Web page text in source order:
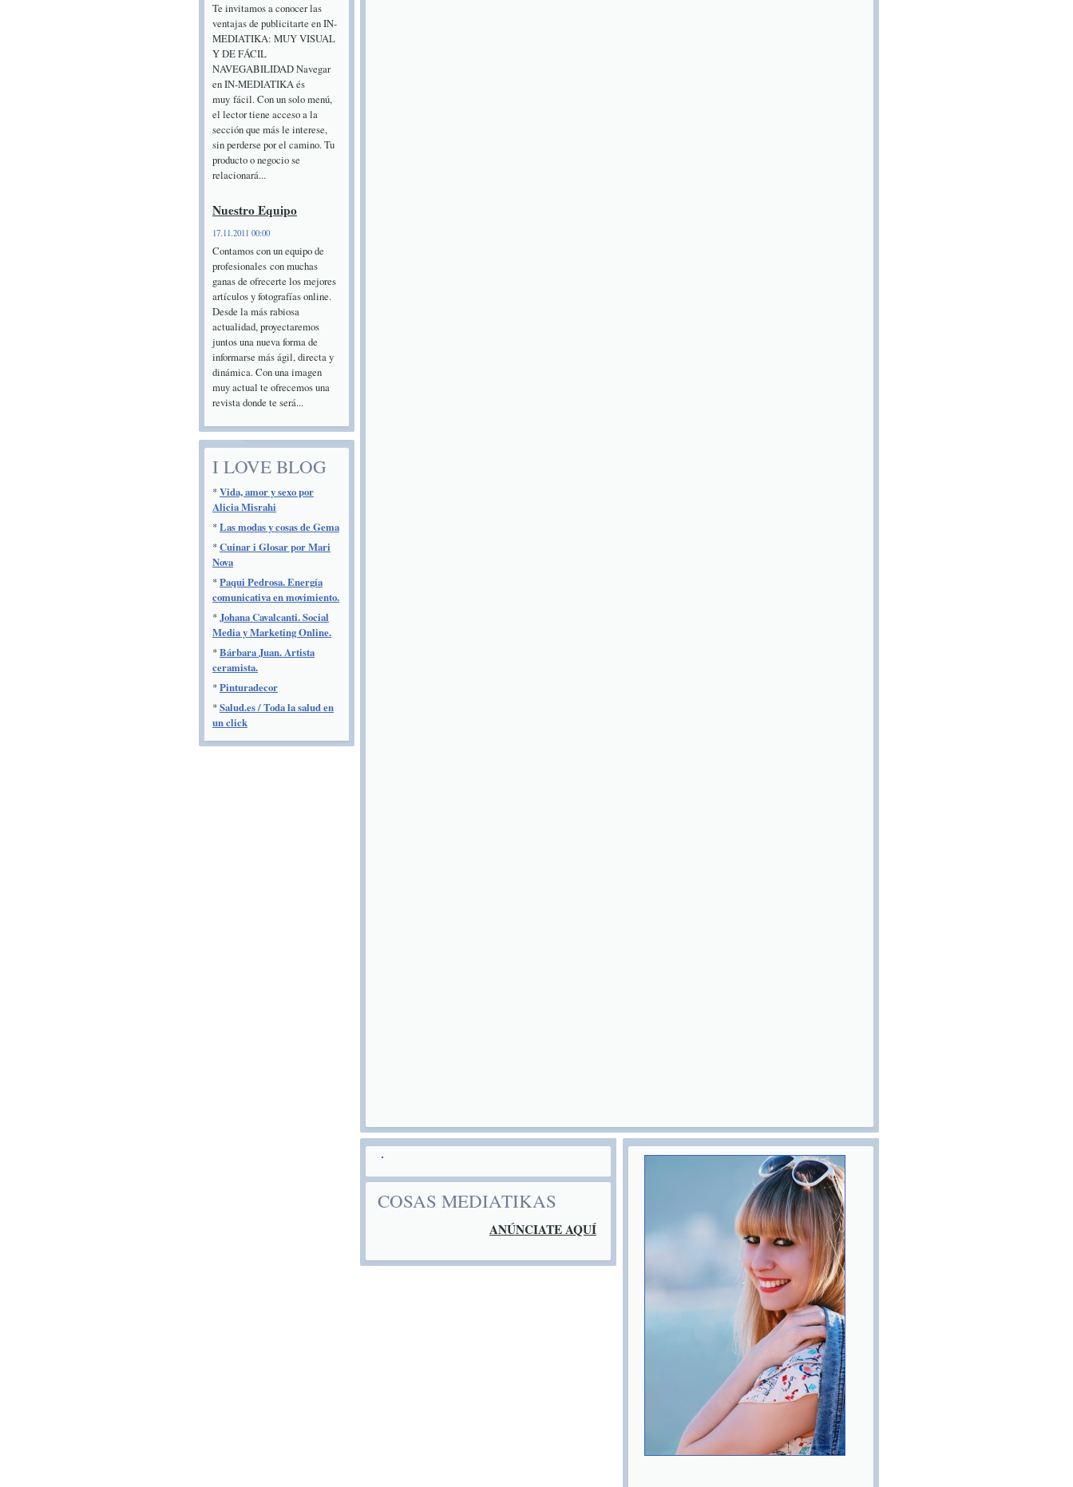
COSAS MEDIATIKAS
ANÚNCIATE AQUÍ
Te invitamos a conocer las
ventajas de publicitarte en IN-
MEDIATIKA: MUY VISUAL
Y DE FÁCIL
NAVEGABILIDAD Navegar
en IN-MEDIATIKA és
muy fácil. Con un solo menú,
el lector tiene acceso a la
sección que más le interese,
sin perderse por el camino. Tu
producto o negocio se
relacionará...
Nuestro Equipo
17.11.2011 00:00
Contamos con un equipo de
profesionales con muchas
ganas de ofrecerte los mejores
artículos y fotografías online.
Desde la más rabiosa
actualidad, proyectaremos
juntos una nueva forma de
informarse más ágil, directa y
dinámica. Con una imagen
muy actual te ofrecemos una
revista donde te será...
I LOVE BLOG
*Vida, amor y sexo por
Alicia Misrahi
*Las modas y cosas de Gema
*Cuinar i Glosar por Mari
Nova
*Paqui Pedrosa. Energía
comunicativa en movimiento.
*Johana Cavalcanti. Social
Media y Marketing Online.
*Bárbara Juan. Artista
ceramista.
*Pinturadecor
*Salud.es / Toda la salud en
un click